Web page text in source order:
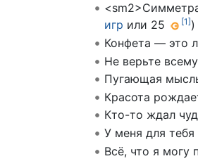
игр или 25 [1])
Конфета — это
Не верьте
Пугающая
Красота
Кто-то ждал
У меня для
Всё, что я могу